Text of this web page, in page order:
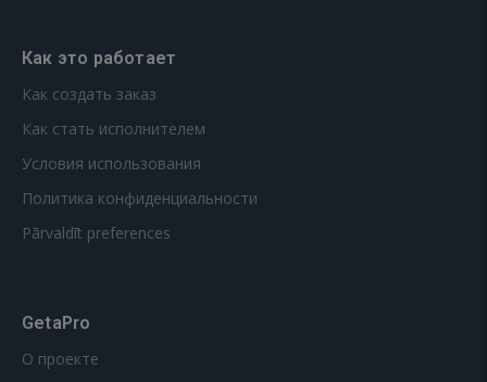
Как это работает
Как создать заказ
Как стать исполнителем
Условия использования
Политика конфиденциальности
Pārvaldīt preferences
GetaPro
О проекте